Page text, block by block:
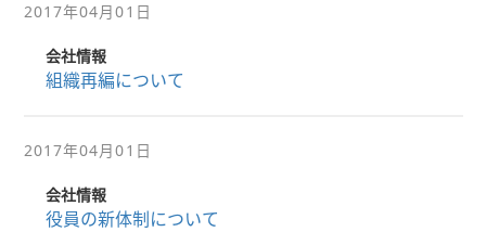
2017年04月01日
会社情報
組織再編について
2017年04月01日
会社情報
役員の新体制について